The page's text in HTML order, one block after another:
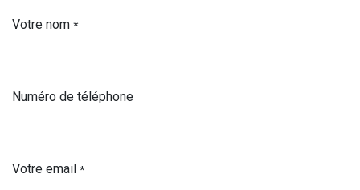
Votre nom *
Numéro de téléphone
Votre email *